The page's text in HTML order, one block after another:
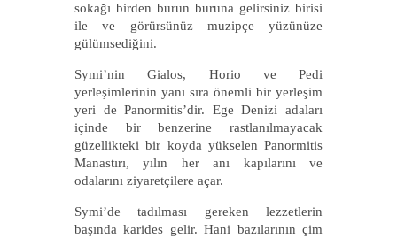
sokağı birden burun buruna gelirsiniz birisi
ile ve görürsünüz muzipçe yüzünüze
gülümsediğini.
Symi’nin Gialos, Horio ve Pedi
yerleşimlerinin yanı sıra önemli bir yerleşim
yeri de Panormitis’dir. Ege Denizi adaları
içinde bir benzerine rastlanılmayacak
güzellikteki bir koyda yükselen Panormitis
Manastırı, yılın her anı kapılarını ve
odalarını ziyaretçilere açar.
Symi’de tadılması gereken lezzetlerin
başında karides gelir. Hani bazılarının çim